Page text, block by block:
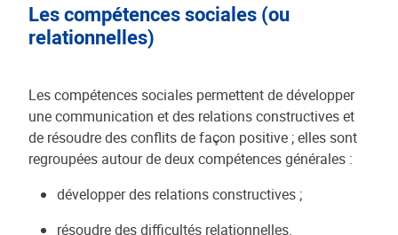
Les compétences sociales (ou
relationnelles)
Les compétences sociales permettent de développer
une communication et des relations constructives et
de résoudre des conflits de façon positive ; elles sont
regroupées autour de deux compétences générales :
développer des relations constructives ;
résoudre des difficultés relationnelles.